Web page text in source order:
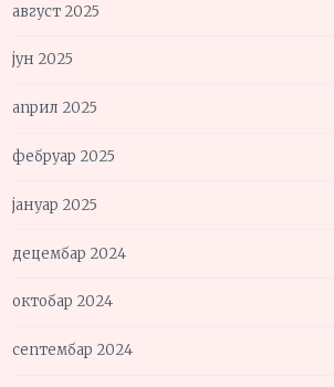
август 2025
јун 2025
април 2025
фебруар 2025
јануар 2025
децембар 2024
октобар 2024
септембар 2024